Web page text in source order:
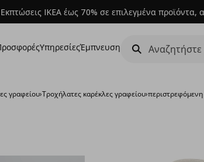
Εκπτώσεις IKEA έως 70% σε επιλεγμένα προϊόντα,
ΥπηρεσίεςΈμπνευση
γραφείου›Τροχήλατες καρέκλες γραφείου›